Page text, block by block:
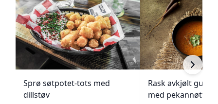
Sprø søtpotet-tots med
dillstøv
Rask avkjølt
med pekannøtter